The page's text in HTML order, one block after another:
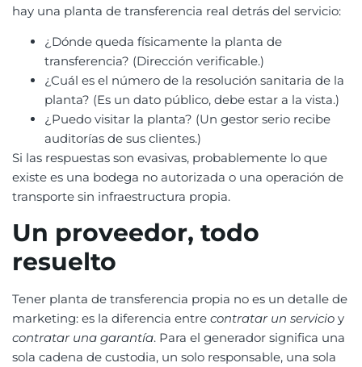
hay una planta de transferencia real detrás del servicio:
¿Dónde queda físicamente la planta de
transferencia? (Dirección verificable.)
¿Cuál es el número de la resolución sanitaria de la
planta? (Es un dato público, debe estar a la vista.)
¿Puedo visitar la planta? (Un gestor serio recibe
auditorías de sus clientes.)
Si las respuestas son evasivas, probablemente lo que
existe es una bodega no autorizada o una operación de
transporte sin infraestructura propia.
Un proveedor, todo
resuelto
Tener planta de transferencia propia no es un detalle de
marketing: es la diferencia entre contratar un servicio y
contratar una garantía. Para el generador significa una
sola cadena de custodia, un solo responsable, una sola